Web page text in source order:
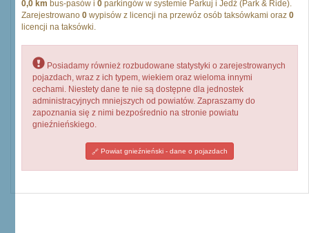
0,0 km bus-pasów i 0 parkingów w systemie Parkuj i Jedź (Park & Ride).
Zarejestrowano 0 wypisów z licencji na przewóz osób taksówkami oraz 0
licencji na taksówki.
Posiadamy również rozbudowane statystyki o zarejestrowanych
pojazdach, wraz z ich typem, wiekiem oraz wieloma innymi
cechami. Niestety dane te nie są dostępne dla jednostek
administracyjnych mniejszych od powiatów. Zapraszamy do
zapoznania się z nimi bezpośrednio na stronie powiatu
gnieźnieńskiego.
Powiat gnieźnieński - dane o pojazdach